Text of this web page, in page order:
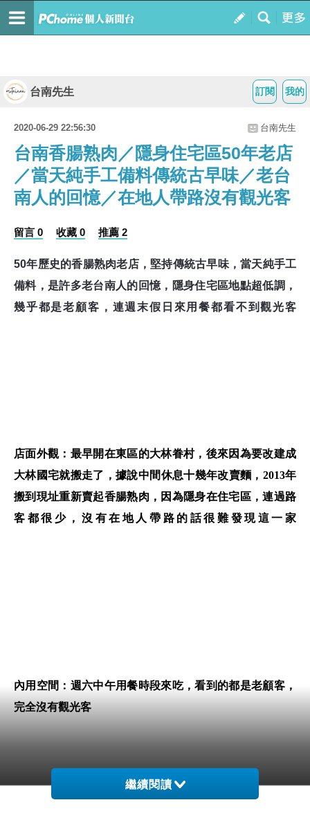
我的
訂閱
台南先生
2020-06-29 22:56:30 台南先生
台南香腸熟肉／隱身住宅區50年老店
／當天純手工備料傳統古早味／老台
南人的回憶／在地人帶路沒有觀光客
留言 0 收藏 0 推薦 2
50年歷史的香腸熟肉老店，堅持傳統古早味，當天純手工
備料，是許多老台南人的回憶，隱身住宅區地點超低調，
幾乎都是老顧客，連週末假日來用餐都看不到觀光客
店面外觀：最早開在東區的大林眷村，後來因為要改建成
大林國宅就搬走了，據說中間休息十幾年改賣麵，2013年
搬到現址重新賣起香腸熟肉，因為隱身在住宅區，連過路
客都很少，沒有在地人帶路的話很難發現這一家
內用空間：週六中午用餐時段來吃，看到的都是老顧客，
完全沒有觀光客
繼續閱讀